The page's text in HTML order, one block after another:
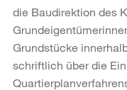
die Baudirektion des
Grundstücke
schriftlich über die